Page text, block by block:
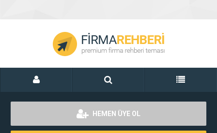
HEMEN ÜYE OL